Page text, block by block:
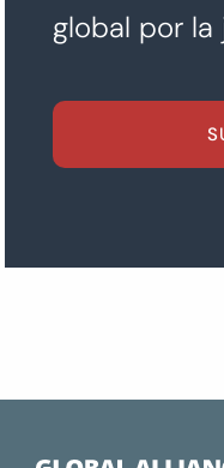
global por la